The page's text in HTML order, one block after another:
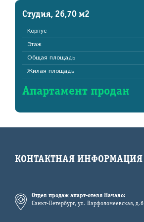
Студия, 26,70 м2
Корпус
Этаж
Общая площадь
Жилая площадь
Апартамент продан
КОНТАКТНАЯ ИНФОРМАЦИЯ
Отдел продаж апарт-отеля Начало:
Санкт-Петербург, ул. Варфоломеевская, д.6